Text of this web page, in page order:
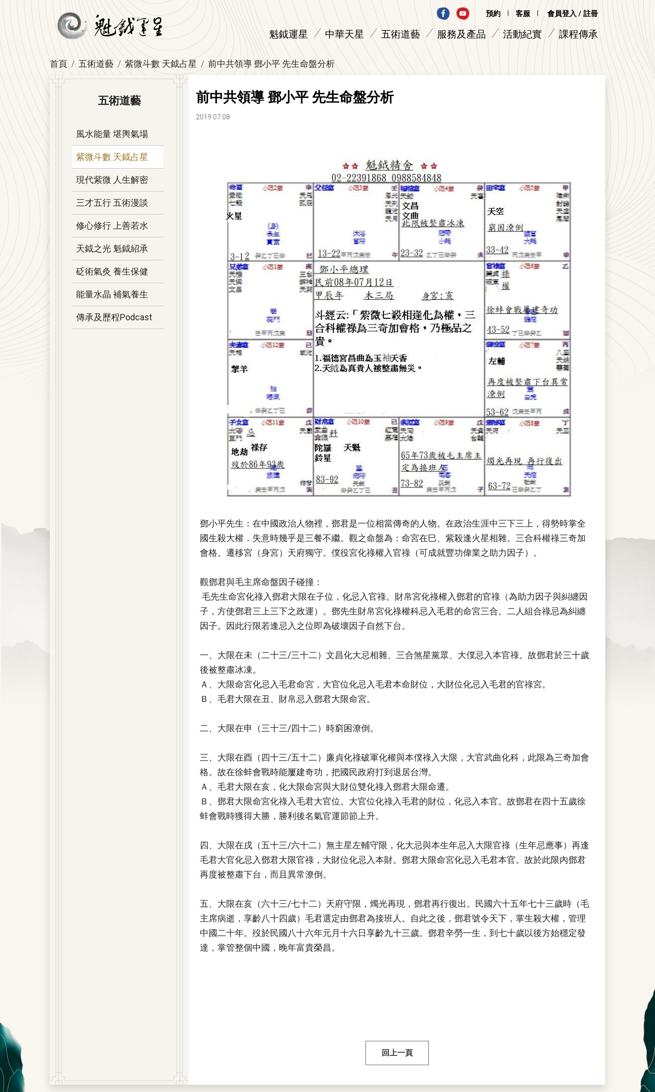
魁鉞運星 中華天星 五術道藝 服務及產品 活動紀實 課程傳承
預約 客服 會員登入 / 註冊
首頁 五術道藝 紫微斗數 天鉞占星 前中共領導 鄧小平 先生命盤分析
五術道藝
風水能量 堪輿氣場
紫微斗數 天鉞占星
現代紫微 人生解密
三才五行 五術漫談
修心修行 上善若水
天鉞之光 魁鉞紹承
砭術氣灸 養生保健
能量水晶 補氣養生
傳承及歷程Podcast
前中共領導 鄧小平 先生命盤分析
2019.07.08
鄧小平先生：在中國政治人物裡，鄧君是一位相當傳奇的人物。在政治生涯中三下三上，得勢時掌全
國生殺大權．失意時幾乎是三餐不繼。觀之命盤為：命宮在巳、紫殺逢火星相雜。三合科權祿三奇加
會格。遷移宮（身宮）天府獨守。僕役宮化祿權入官祿（可成就豐功偉業之助力因子）。
觀鄧君與毛主席命盤因子碰撞：
毛先生命宮化祿入鄧君大限在子位，化忌入官祿。財帛宮化祿權入鄧君的官祿（為助力因子與糾纏因
子，方使鄧君三上三下之政運）。鄧先生財帛宮化祿權科忌入毛君的命宮三合。二人組合祿忌為糾纏
因子。因此行限若逢忌入之位即為破壞因子自然下台。
一、大限在未（二十三/三十二）文昌化大忌相雜、三合煞星黨眾、大僕忌入本官祿。故鄧君於三十歲
後被整肅冰凍。
Ａ、大限命宮化忌入毛君命宮，大官位化忌入毛君本命財位，大財位化忌入毛君的官祿宮。
Ｂ、毛君大限在丑、財帛忌入鄧君大限命宮。
二、大限在申（三十三/四十二）時窮困潦倒。
三、大限在酉（四十三/五十二）廉貞化祿破軍化權與本僕祿入大限，大官武曲化科，此限為三奇加會
格。故在徐蚌會戰時能屢建奇功，把國民政府打到退居台灣。
Ａ、毛君大限在亥，化大限命宮與大財位雙化祿入鄧君大限命遷。
Ｂ、鄧君大限命宮化祿入毛君大官位。大官位化祿入毛君的財位，化忌入本官。故鄧君在四十五歲徐
蚌會戰時獲得大勝，勝利後名氣官運節節上升。
四、大限在戌（五十三/六十二）無主星左輔守限，化大忌與本生年忌入大限官祿（生年忌應事）再逢
毛君大官化忌入鄧君大限官祿，大財位化忌入本財。鄧君大限命宮化忌入毛君本官。故於此限內鄧君
再度被整肅下台，而且異常潦倒。
五、大限在亥（六十三/七十二）天府守限，燭光再現，鄧君再行復出。民國六十五年七十三歲時（毛
主席病逝，享齡八十四歲）毛君選定由鄧君為接班人。自此之後，鄧君號令天下，掌生殺大權，管理
中國二十年。歿於民國八十六年元月十六日享齡九十三歲。鄧君辛勞一生，到七十歲以後方始穩定發
達，掌管整個中國，晚年富貴榮昌。
回上一頁